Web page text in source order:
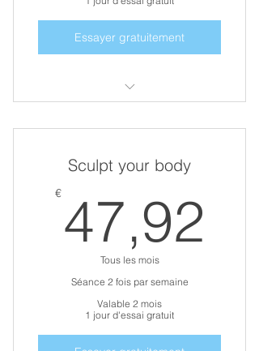
Essayer gratuitement
Perte de masse grasse ciblée
Prise de masse musculaire ciblée
Sculpt your body
€ 47,92
Tous les mois
Séance 2 fois par semaine
Valable 2 mois
1 jour d'essai gratuit